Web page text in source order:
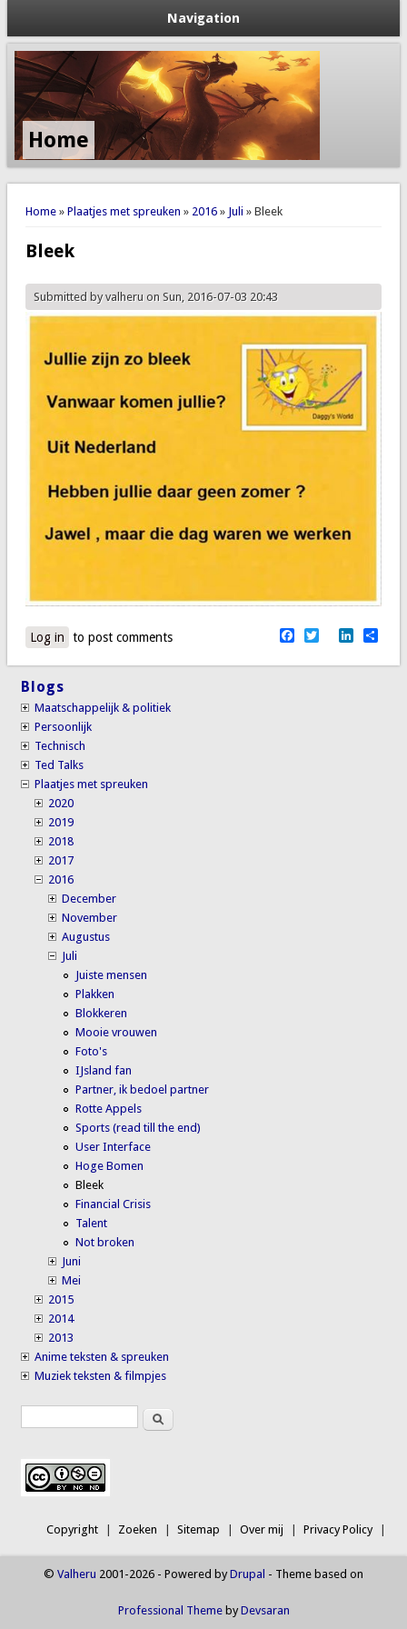
Navigation
Home
You are here
Home» Plaatjes met spreuken » 2016» Juli » Bleek
Bleek
Submitted byvalheruon Sun, 2016-07-03 20:43
Facebook
Twitter
Log in to post comments
Blogs
Maatschappelijk & politiek
Persoonlijk
Technisch
Ted Talks
Plaatjes met spreuken
2020
2019
2018
2017
2016
December
November
Augustus
Juli
Juiste mensen
Plakken
Blokkeren
Mooie vrouwen
Foto's
IJsland fan
Partner, ik bedoel partner
Rotte Appels
Sports (read till the end)
User Interface
Hoge Bomen
Bleek
Financial Crisis
Talent
Not broken
Juni
Mei
2015
2014
2013
Anime teksten & spreuken
Muziek teksten & filmpjes
Search formSearch
Copyright Zoeken Sitemap Over mij Privacy Policy
© Valheru 2001-2026 - Powered byDrupal - Theme based on
Professional ThemebyDevsaran